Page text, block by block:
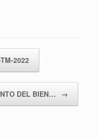
2022
DEL BIEN… →